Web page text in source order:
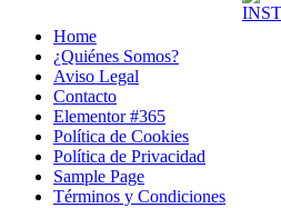
Home
¿Quiénes Somos?
Aviso Legal
Contacto
Elementor #365
Política de Cookies
Política de Privacidad
Sample Page
Términos y Condiciones